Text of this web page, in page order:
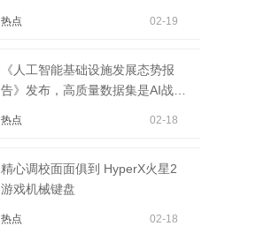
热点 02-19
《人工智能基础设施发展态势报
告》发布，高质量数据集是AI战略
热点 02-18
精心调校面面俱到 HyperX火星2
游戏机械键盘
热点 02-18